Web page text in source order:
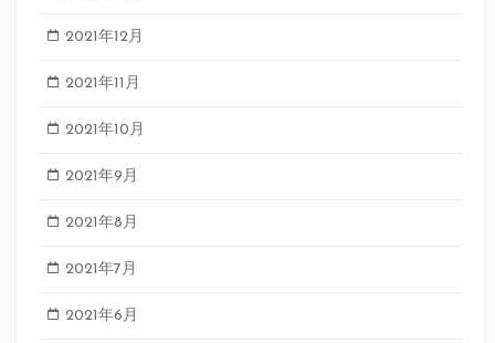
2021年12月
2021年11月
2021年10月
2021年9月
2021年8月
2021年7月
2021年6月